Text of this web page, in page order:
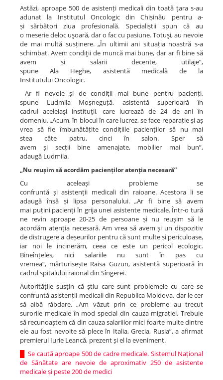
Astăzi, aproape 500 de asistenți medicali din toată țara s-au
adunat la Institutul Oncologic din Chișinău pentru a-
și sărbători ziua profesională. Specialiștii spun că au
o meserie deloc uşoară, dar o fac cu pasiune. Totuşi, au nevoie
de mai multă susținere. „În ultimii ani situația noastră s-a
schimbat. Avem condiţii de muncă mai bune, dar ar fi bine să
avem și salarii decente, utilaje”,
spune Ala Heghe, asistentă medicală de la
Institutului Oncologic.
Ar fi nevoie și de condiții mai bune pentru pacienți,
spune Ludmila Moșneguță, asistentă superioară în
cadrul aceleiaşi instituţii, care lucrează de 24 de ani în
domeniu. „Acum, în blocul în care lucrez, se face reparație și aș
vrea să fie îmbunătățite condițiile pacienților să nu mai
stea câte patru, cinci în salon. Sper să
avem și secții bine amenajate, mobilier mai bun”,
adaugă Ludmila.
„Nu reușim să acordăm pacienților atenția necesară”
Cu aceleași probleme se
confruntă și asistenții medicali din raioane. Acestora li se
adaugă însă și lipsa personalului. „Ar fi bine să avem
mai puțini pacienți în grija unei asistente medicale. Într-o tură
ne revin aproape 20-25 de persoane și nu reușim să le
acordăm atenția necesară. Am vrea să avem și un dispozitiv
de distrugere a deșeurilor pentru că sunt multe și periculoase,
iar noi le incinerăm, ceea ce este un pericol ecologic.
Bineînțeles, nici salariile nu sunt în pas cu
vremea”, mărturisește Raisa Guzun, asistentă superioară în
cadrul spitalului raional din Sîngerei.
Autoritățile susțin că știu care sunt problemele cu care se
confruntă asistenții medicali din Republica Moldova, dar le cer
să aibă răbdare. „Am văzut prin ce probleme au trecut
surorile medicale în mod special din cauza migrației. Trebuie
să recunoaștem că din cauza salariilor mici foarte multe dintre
ele au fost nevoite să plece în Italia, Grecia, Rusia”, a afirmat
premierul Iurie Leancă, prezent și el la eveniment.
Se caută aproape 500 de cadre medicale. Sistemul Național
de Sănătate are nevoie de aproximativ 250 de asistente
medicale și peste 200 de medici